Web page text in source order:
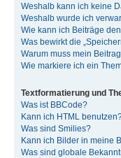
Weshalb kann ich keine
Weshalb wurde ich
Wie kann ich Beiträge
Was bewirkt die
Warum muss mein
Wie markiere ich ein
Textformatierung und
Was ist BBCode?
Kann ich HTML
Was sind Smilies?
Kann ich Bilder in meine
Was sind globale